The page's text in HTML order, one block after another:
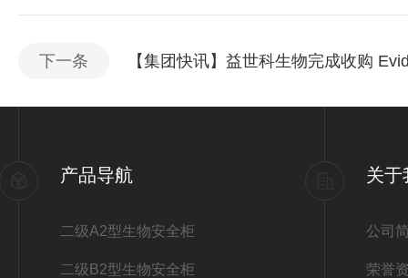
下一条 【集团快讯】益世科生物完成收购
产品导航
二级A2型生物安全柜
二级B2型生物安全柜
关于
公司
荣誉